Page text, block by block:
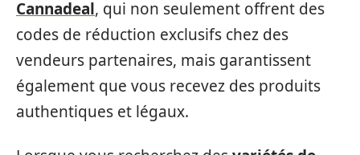
Cannadeal, qui non seulement offrent des
codes de réduction exclusifs chez des
vendeurs partenaires, mais garantissent
également que vous recevez des produits
authentiques et légaux.